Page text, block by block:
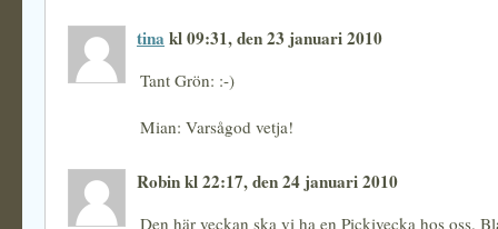
tina kl 09:31, den 23 januari 2010
Tant Grön: :-)
Mian: Varsågod vetja!
Robin kl 22:17, den 24 januari 2010
Den här veckan ska vi ha en Pickivecka hos oss.